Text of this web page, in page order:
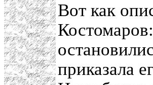
Вот как
приказала